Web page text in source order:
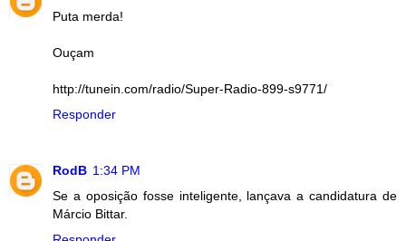
Puta merda!
Ouçam
http://tunein.com/radio/Super-Radio-899-s9771/
Responder
RodB 1:34 PM
Se a oposição fosse inteligente, lançava a candidatura de
Márcio Bittar.